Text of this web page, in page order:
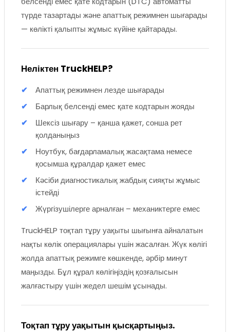
түрде тазартады және апаттық режимнен шығарады
— көлікті қалыпты жұмыс күйіне қайтарады.
Неліктен TruckHELP?
Апаттық режимнен лезде шығарады
Барлық белсенді емес қате кодтарын жояды
Шексіз шығару – қанша қажет, сонша рет
қолданыңыз
Ноутбук, бағдарламалық жасақтама немесе
қосымша құралдар қажет емес
Кәсіби диагностикалық жабдық сияқты жұмыс
істейді
Жүргізушілерге арналған – механиктерге емес
TruckHELP тоқтап тұру уақыты шығынға айналатын
нақты көлік операциялары үшін жасалған. Жүк көлігі
жолда апаттық режимге көшкенде, әрбір минут
маңызды. Бұл құрал көлігіңіздің қозғалысын
жалғастыру үшін жедел шешім ұсынады.
Тоқтап тұру уақытын қысқартыңыз.